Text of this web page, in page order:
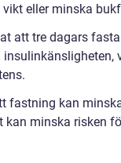
eller minska
att tre dagars
fastning kan
kan minska risken